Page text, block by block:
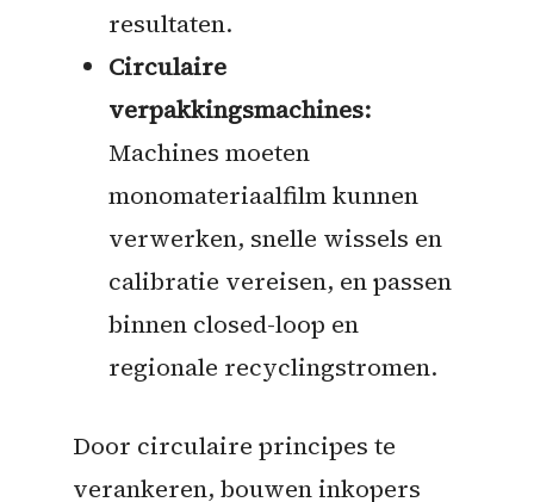
resultaten.
Circulaire
verpakkingsmachines:
Machines moeten
monomateriaalfilm kunnen
verwerken, snelle wissels en
calibratie vereisen, en passen
binnen closed-loop en
regionale recyclingstromen.
Door circulaire principes te
verankeren, bouwen inkopers